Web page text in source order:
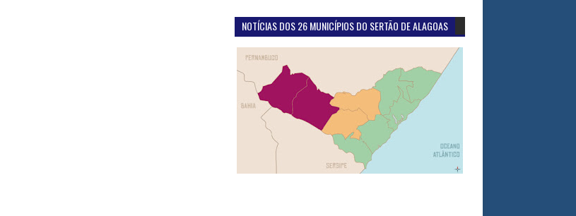
NOTÍCIAS DOS 26 MUNICÍPIOS DO SERTÃO DE ALAGOAS